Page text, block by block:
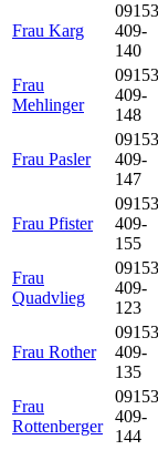
Frau Karg
09153
409-
140
Frau
Mehlinger
09153
409-
148
Frau Pasler
09153
409-
147
Frau Pfister
09153
409-
155
Frau
Quadvlieg
09153
409-
123
Frau Rother
09153
409-
135
Frau
Rottenberger
09153
409-
144